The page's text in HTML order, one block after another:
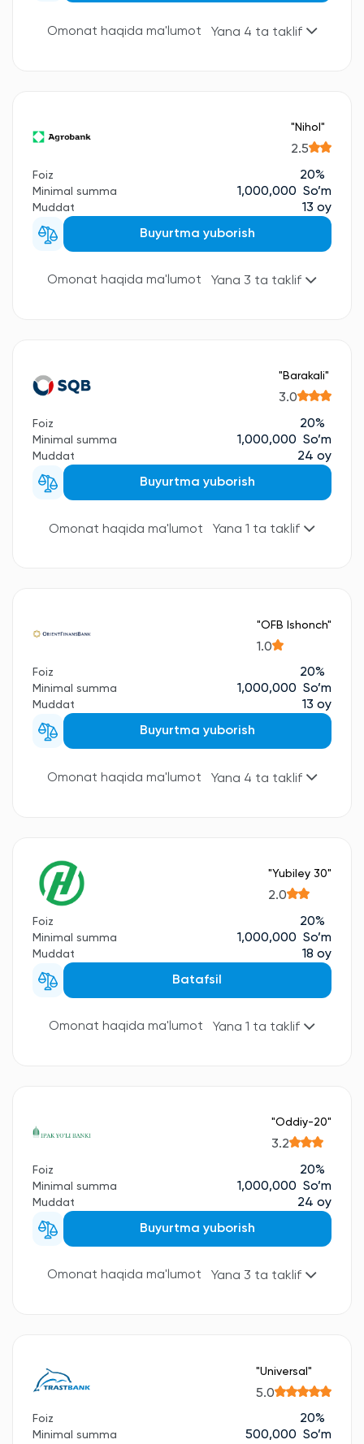
Omonat haqida ma'lumot Yana 4 ta taklif
"Nihol"
2.5
Foiz 20%
Minimal summa 1,000,000 So’m
Muddat
13 oy
Buyurtma yuborish
Omonat haqida ma'lumot Yana 3 ta taklif
"Barakali"
3.0
Foiz 20%
Minimal summa 1,000,000 So’m
Muddat
24 oy
Buyurtma yuborish
Omonat haqida ma'lumot Yana 1 ta taklif
"OFB Ishonch"
1.0
Foiz 20%
Minimal summa 1,000,000 So’m
Muddat
13 oy
Buyurtma yuborish
Omonat haqida ma'lumot Yana 4 ta taklif
"Yubiley 30"
2.0
Foiz 20%
Minimal summa 1,000,000 So’m
Muddat
18 oy
Batafsil
Omonat haqida ma'lumot Yana 1 ta taklif
"Oddiy-20"
3.2
Foiz 20%
Minimal summa 1,000,000 So’m
Muddat
24 oy
Buyurtma yuborish
Omonat haqida ma'lumot Yana 3 ta taklif
"Universal"
5.0
Foiz 20%
Minimal summa 500,000 So’m